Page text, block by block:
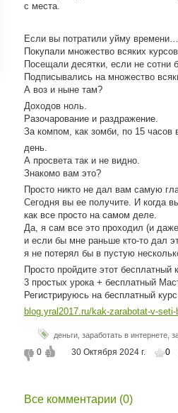
с места.
Если вы потратили уйму времени…
Покупали множество всяких
Посещали десятки, если не сотни
Подписывались на множество
А воз и ныне там?
Доходов ноль.
Разочарование и раздражение.
За компом, как зомби, по 15 часов
день.
А просвета так и не видно.
Знакомо вам это?
Просто никто не дал вам самую
Сегодня вы ее получите. И когда
как все просто на самом деле.
Да, я сам все это проходил (и
и если бы мне раньше кто-то дал
я не потерял бы в пустую
Просто пройдите этот бесплатный
3 простых урока + бесплатный
Регистрируюсь на бесплатный курс
blog.yral2017.ru/kak-zarabotat-v-
деньги заработать в интернете
0 30 Октября 2024 г. 0
Все комментарии (0)